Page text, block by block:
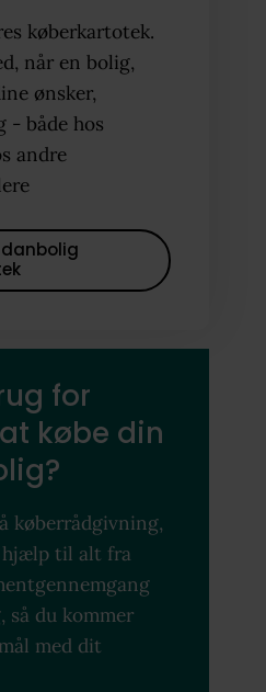
køberkartotek.
når en bolig,
ønsker,
- både hos
andre
for
købe din
køberrådgivning,
hjælp til alt fra
så du kommer
med dit